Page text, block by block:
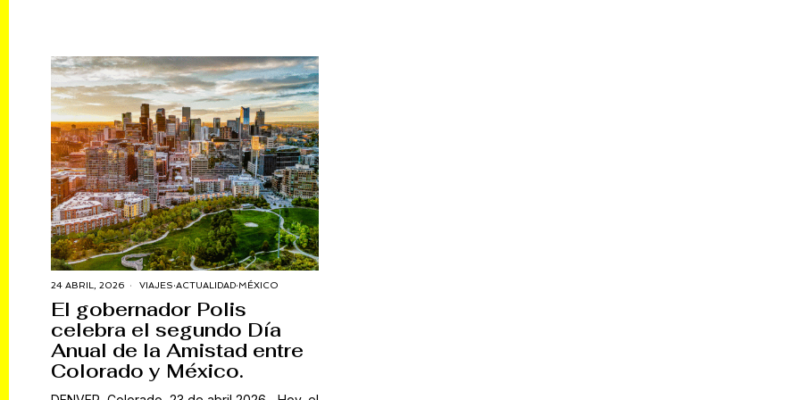
24 ABRIL, 2026 VIAJES·ACTUALIDAD·MÉXICO
El gobernador Polis
celebra el segundo Día
Anual de la Amistad entre
Colorado y México.